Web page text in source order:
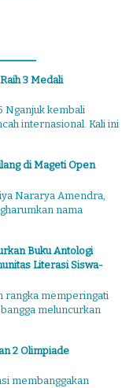
3 Medali
Nganjuk kembali
internasional. Kali ini
di Mageti Open
Nararya Amendra,
nama
Buku Antologi
Literasi Siswa-
rangka memperingati
meluncurkan
2 Olimpiade
membanggakan